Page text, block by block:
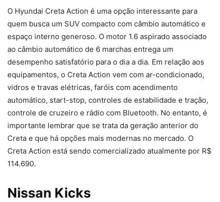
O Hyundai Creta Action é uma opção interessante para
quem busca um SUV compacto com câmbio automático e
espaço interno generoso. O motor 1.6 aspirado associado
ao câmbio automático de 6 marchas entrega um
desempenho satisfatório para o dia a dia. Em relação aos
equipamentos, o Creta Action vem com ar-condicionado,
vidros e travas elétricas, faróis com acendimento
automático, start-stop, controles de estabilidade e tração,
controle de cruzeiro e rádio com Bluetooth. No entanto, é
importante lembrar que se trata da geração anterior do
Creta e que há opções mais modernas no mercado. O
Creta Action está sendo comercializado atualmente por R$
114.690.
Nissan Kicks